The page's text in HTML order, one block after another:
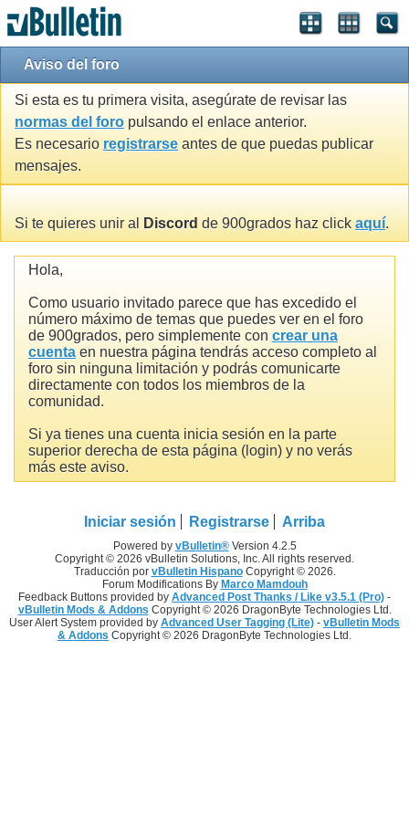
Aviso del foro
Si esta es tu primera visita, asegúrate de revisar las
normas del foro pulsando el enlace anterior.
Es necesario registrarse antes de que puedas publicar
mensajes.
Si te quieres unir al Discord de 900grados haz click aquí.
Hola,
Como usuario invitado parece que has excedido el
número máximo de temas que puedes ver en el foro
de 900grados, pero simplemente con crear una
cuenta en nuestra página tendrás acceso completo al
foro sin ninguna limitación y podrás comunicarte
directamente con todos los miembros de la
comunidad.
Si ya tienes una cuenta inicia sesión en la parte
superior derecha de esta página (login) y no verás
más este aviso.
Iniciar sesión Registrarse Arriba
Powered by vBulletin®Version 4.2.5
Copyright © 2026 vBulletin Solutions, Inc. All rights reserved.
Traducción por vBulletin HispanoCopyright © 2026.
Forum Modifications By Marco Mamdouh
Feedback Buttons provided by Advanced Post Thanks / Like v3.5.1 (Pro) -
vBulletin Mods & Addons Copyright © 2026 DragonByte Technologies Ltd.
User Alert System provided by Advanced User Tagging (Lite) - vBulletin Mods
& Addons Copyright © 2026 DragonByte Technologies Ltd.